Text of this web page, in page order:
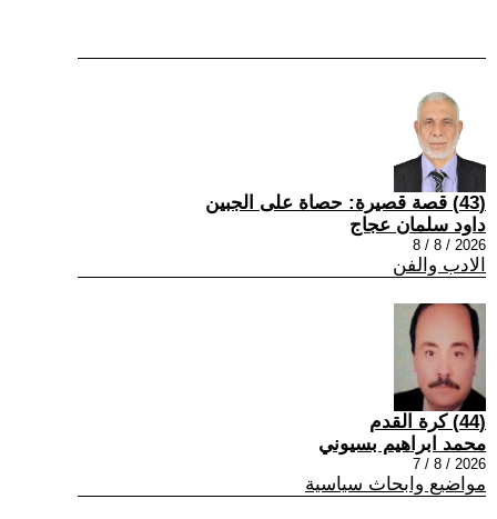
(43) قصة قصيرة: حصاة على الجبين
داود سلمان عجاج
2026 / 8 / 8
الادب والفن
(44) كرة القدم
محمد ابراهيم بسيوني
2026 / 8 / 7
مواضيع وابحاث سياسية